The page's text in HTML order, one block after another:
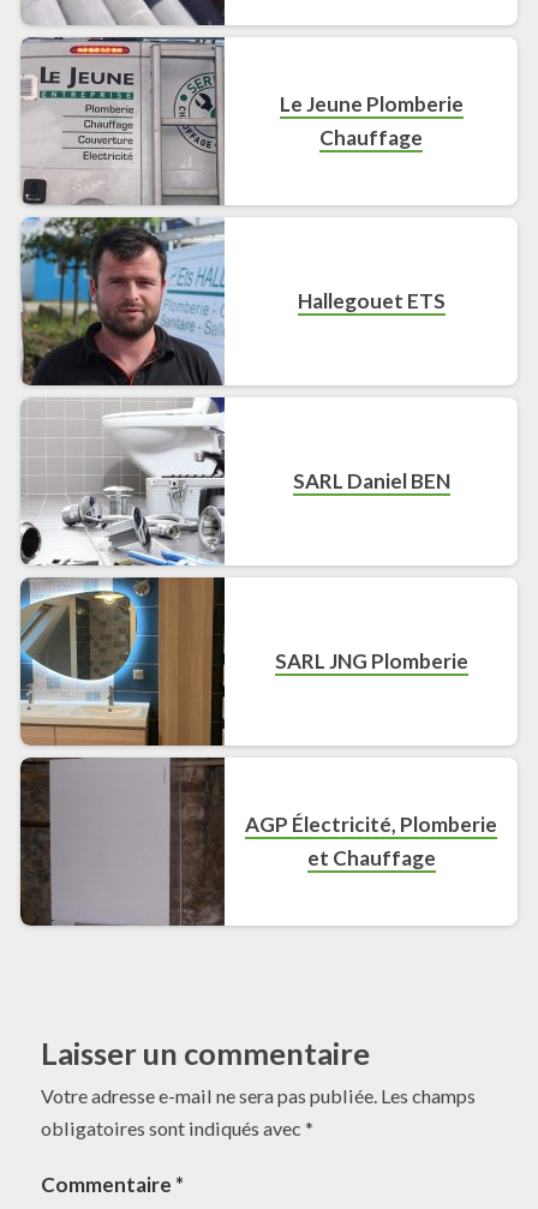
Le Jeune Plomberie
Chauffage
Hallegouet ETS
SARL Daniel BEN
SARL JNG Plomberie
AGP Électricité, Plomberie
et Chauffage
Laisser un commentaire
Votre adresse e-mail ne sera pas publiée. Les champs
obligatoires sont indiqués avec *
Commentaire *